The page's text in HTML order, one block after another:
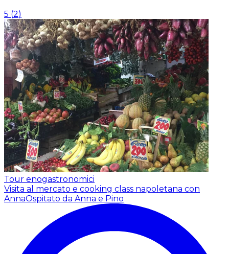
5 (2)
Tour enogastronomici
Visita al mercato e cooking class napoletana con
AnnaOspitato da Anna e Pino